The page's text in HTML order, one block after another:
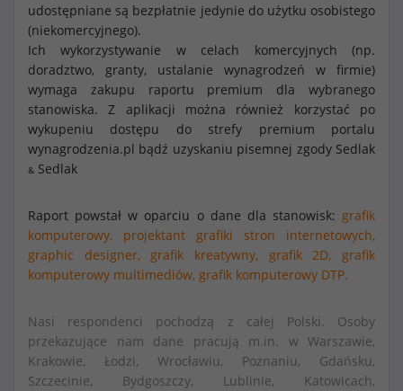
udostępniane są bezpłatnie jedynie do użytku osobistego
(niekomercyjnego).
Ich wykorzystywanie w celach komercyjnych (np.
doradztwo, granty, ustalanie wynagrodzeń w firmie)
wymaga zakupu raportu premium dla wybranego
stanowiska. Z aplikacji można również korzystać po
wykupeniu dostępu do strefy premium portalu
wynagrodzenia.pl bądź uzyskaniu pisemnej zgody Sedlak
& Sedlak
Raport powstał w oparciu o dane dla stanowisk: grafik
komputerowy,
projektant grafiki stron internetowych,
graphic designer,
grafik kreatywny, grafik 2D,
grafik
komputerowy multimediów, grafik komputerowy DTP.
Nasi respondenci pochodzą z całej Polski. Osoby
przekazujące nam dane pracują m.in. w Warszawie,
Krakowie, Łodzi, Wrocławiu, Poznaniu, Gdańsku,
Szczecinie, Bydgoszczy, Lublinie, Katowicach,